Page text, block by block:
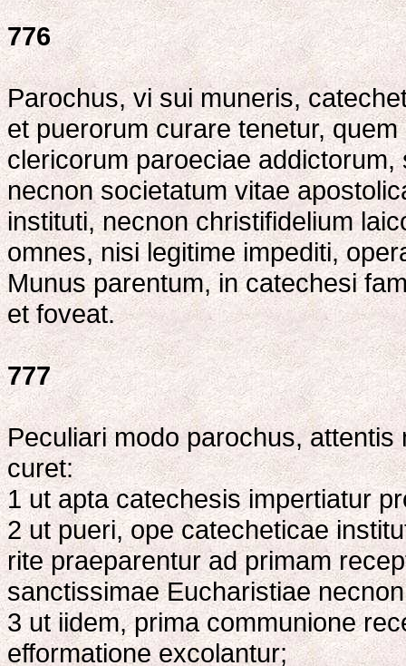
776
Parochus, vi sui muneris,
et puerorum curare tenetur,
clericorum paroeciae
necnon societatum vitae
instituti, necnon christifidelium
omnes, nisi legitime impediti,
Munus parentum, in catechesi
et foveat.
777
Peculiari modo parochus,
curet:
1 ut apta catechesis impertiatur
2 ut pueri, ope catecheticae
rite praeparentur ad primam
sanctissimae Eucharistiae
3 ut iidem, prima communione
efformatione excolantur;